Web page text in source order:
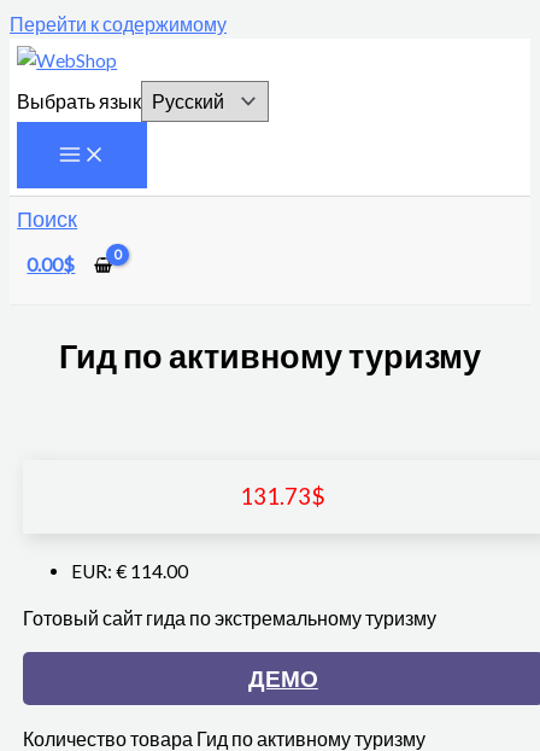
Перейти к содержимому
Выбрать язык
Поиск
0.00$
Гид по активному туризму
131.73$
EUR: € 114.00
Готовый сайт гида по экстремальному туризму
ДЕМО
Количество товара Гид по активному туризму